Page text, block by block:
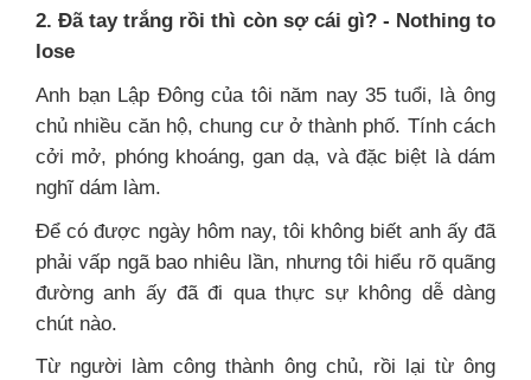
2. Đã tay trắng rồi thì còn sợ cái gì? - Nothing to
lose
Anh bạn Lập Đông của tôi năm nay 35 tuổi, là ông
chủ nhiều căn hộ, chung cư ở thành phố. Tính cách
cởi mở, phóng khoáng, gan dạ, và đặc biệt là dám
nghĩ dám làm.
Để có được ngày hôm nay, tôi không biết anh ấy đã
phải vấp ngã bao nhiêu lần, nhưng tôi hiểu rõ quãng
đường anh ấy đã đi qua thực sự không dễ dàng
chút nào.
Từ người làm công thành ông chủ, rồi lại từ ông